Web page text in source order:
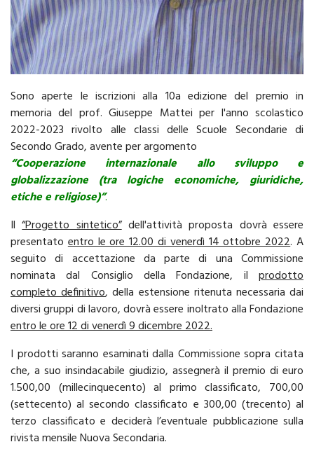
Sono aperte le iscrizioni alla 10a edizione del premio in
memoria del prof. Giuseppe Mattei per l'anno scolastico
2022-2023 rivolto alle classi delle Scuole Secondarie di
Secondo Grado, avente per argomento
“Cooperazione internazionale allo sviluppo e
globalizzazione (tra logiche economiche, giuridiche,
etiche e religiose)”.
Il“Progetto sintetico”dell'attività proposta dovrà essere
presentatoentro le ore 12.00 di venerdì 14 ottobre 2022. A
seguito di accettazione da parte di una Commissione
nominata dal Consiglio della Fondazione, il prodotto
completo definitivo, della estensione ritenuta necessaria dai
diversi gruppi di lavoro, dovrà essere inoltrato alla Fondazione
entro le ore 12 di venerdì 9 dicembre 2022.
I prodotti saranno esaminati dalla Commissione sopra citata
che, a suo insindacabile giudizio, assegnerà il premio di euro
1.500,00 (millecinquecento) al primo classificato, 700,00
(settecento) al secondo classificato e 300,00 (trecento) al
terzo classificato e deciderà l’eventuale pubblicazione sulla
rivista mensile Nuova Secondaria.